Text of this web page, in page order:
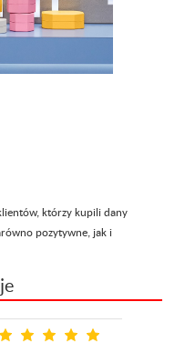
którzy kupili dany
pozytywne, jak i